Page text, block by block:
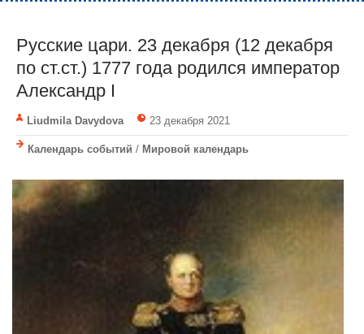
Русские цари. 23 декабря (12 декабря
по ст.ст.) 1777 года родился император
Александр I
Liudmila Davydova 23 декабря 2021
Календарь событий / Мировой календарь